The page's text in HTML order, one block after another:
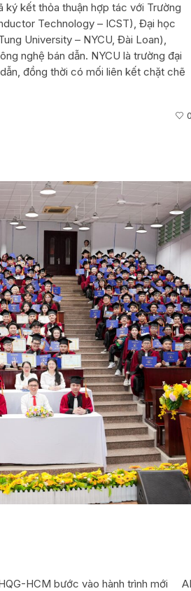
kết thỏa thuận hợp tác với Trường
Technology – ICST), Đại học
University – NYCU, Đài Loan),
nghệ bán dẫn. NYCU là trường đại
đồng thời có mối liên kết chặt chẽ
HCM bước vào hành trình mới AI